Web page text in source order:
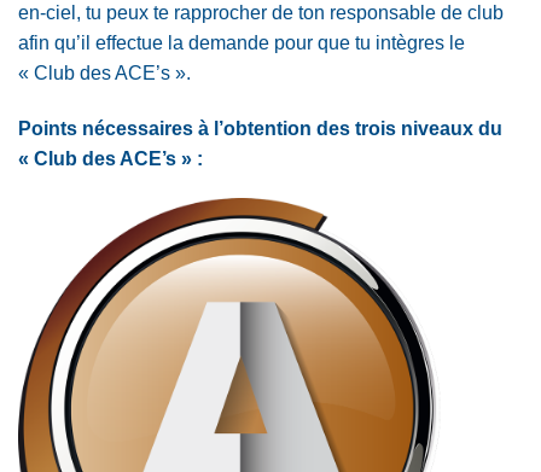
en-ciel, tu peux te rapprocher de ton responsable de club
afin qu’il effectue la demande pour que tu intègres le
« Club des ACE’s ».
Points nécessaires à l’obtention des trois niveaux du
« Club des ACE’s » :